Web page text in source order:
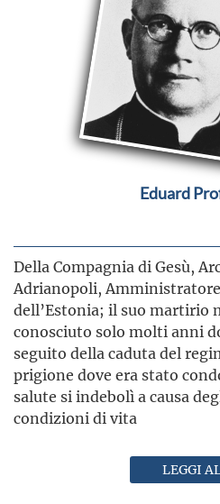
Eduard
Della Compagnia di Gesù,
Adrianopoli,
dell’Estonia; il suo martirio
conosciuto solo molti anni
seguito della caduta del
prigione dove era stato
salute si indebolì a causa
condizioni di vita
LEGGI